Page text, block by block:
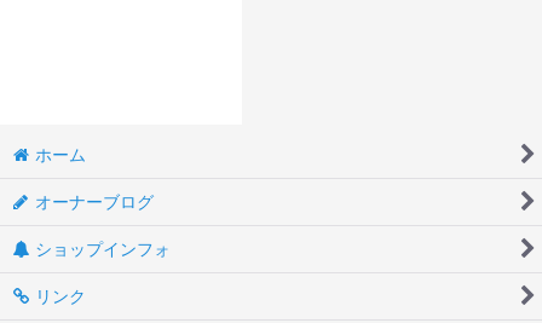
ホーム
オーナーブログ
ショップインフォ
リンク